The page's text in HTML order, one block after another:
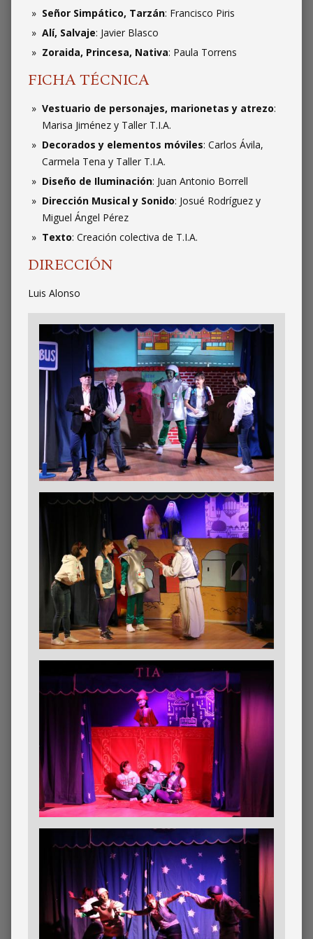
Señor Simpático, Tarzán: Francisco Piris
Alí, Salvaje: Javier Blasco
Zoraida, Princesa, Nativa: Paula Torrens
FICHA TÉCNICA
Vestuario de personajes, marionetas y atrezo:
Marisa Jiménez y Taller T.I.A.
Decorados y elementos móviles: Carlos Ávila,
Carmela Tena y Taller T.I.A.
Diseño de Iluminación: Juan Antonio Borrell
Dirección Musical y Sonido: Josué Rodríguez y
Miguel Ángel Pérez
Texto: Creación colectiva de T.I.A.
DIRECCIÓN
Luis Alonso
Imagen
Imagen
Imagen
Imagen